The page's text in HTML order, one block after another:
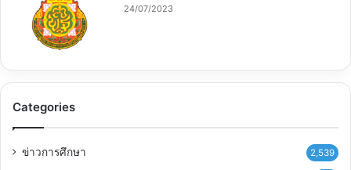
24/07/2023
Categories
ข่าวการศึกษา 2,539